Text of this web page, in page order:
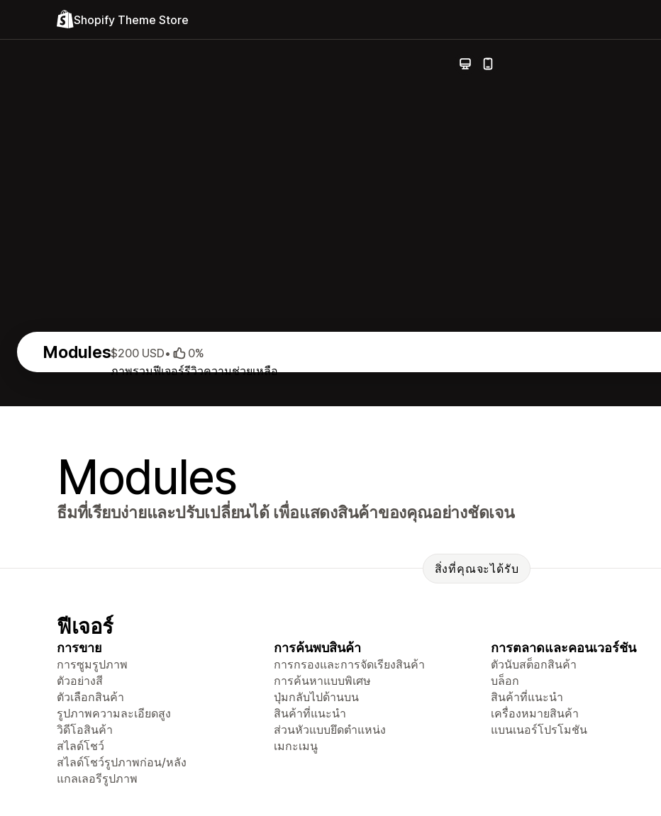
Shopify Theme Store
Modules
ภาพรวมฟีเจอร์รีวิวความช่วยเหลือ
$200 USD• 0%
Modules
ธีมที่เรียบง่ายและปรับเปลี่ยนได้ เพื่อแสดงสินค้าของคุณอย่างชัดเจน
สิ่งที่คุณจะได้รับ
ฟีเจอร์
การขาย
การซูมรูปภาพ
ตัวอย่างสี
ตัวเลือกสินค้า
รูปภาพความละเอียดสูง
วิดีโอสินค้า
สไลด์โชว์
สไลด์โชว์รูปภาพก่อน/หลัง
แกลเลอรีรูปภาพ
การค้นพบสินค้า
การกรองและการจัดเรียงสินค้า
การค้นหาแบบพิเศษ
ปุ่มกลับไปด้านบน
สินค้าที่แนะนำ
ส่วนหัวแบบยึดตำแหน่ง
เมกะเมนู
การตลาดและคอนเวอร์ชัน
ตัวนับสต็อกสินค้า
บล็อก
สินค้าที่แนะนำ
เครื่องหมายสินค้า
แบนเนอร์โปรโมชัน